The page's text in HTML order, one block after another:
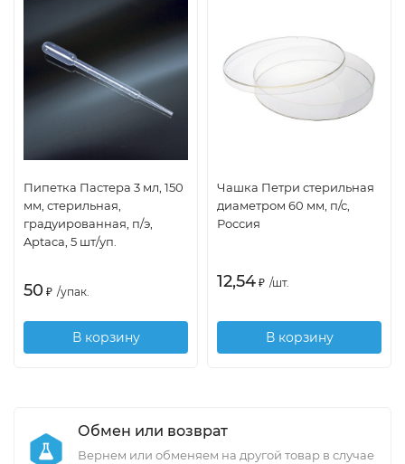
Пипетка Пастера 3 мл, 150
мм, стерильная,
градуированная, п/э,
Aptaca, 5 шт/уп.
50 ₽ /упак.
В корзину
Чашка Петри стерильная
диаметром 60 мм, п/с,
Россия
12,54 ₽ /шт.
В корзину
Обмен или возврат
Вернем или обменяем на другой товар в случае